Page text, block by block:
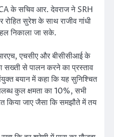
के सचिव आर. देवराज ने SRH
सुरेश के साथ राजीव गांधी
निकाला जा सके.
एचसीए और बीसीसीआई के
सख्ती से पालन करने का प्रस्ताव
बयान में कहा कि यह सुनिश्चित
कुल क्षमता का 10%, सभी
जाए जैसा कि समझौते में तय